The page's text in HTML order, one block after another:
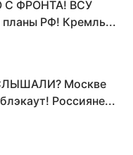
С ФРОНТА! ВСУ
планы РФ! Кремль...
Москве
Россияне...